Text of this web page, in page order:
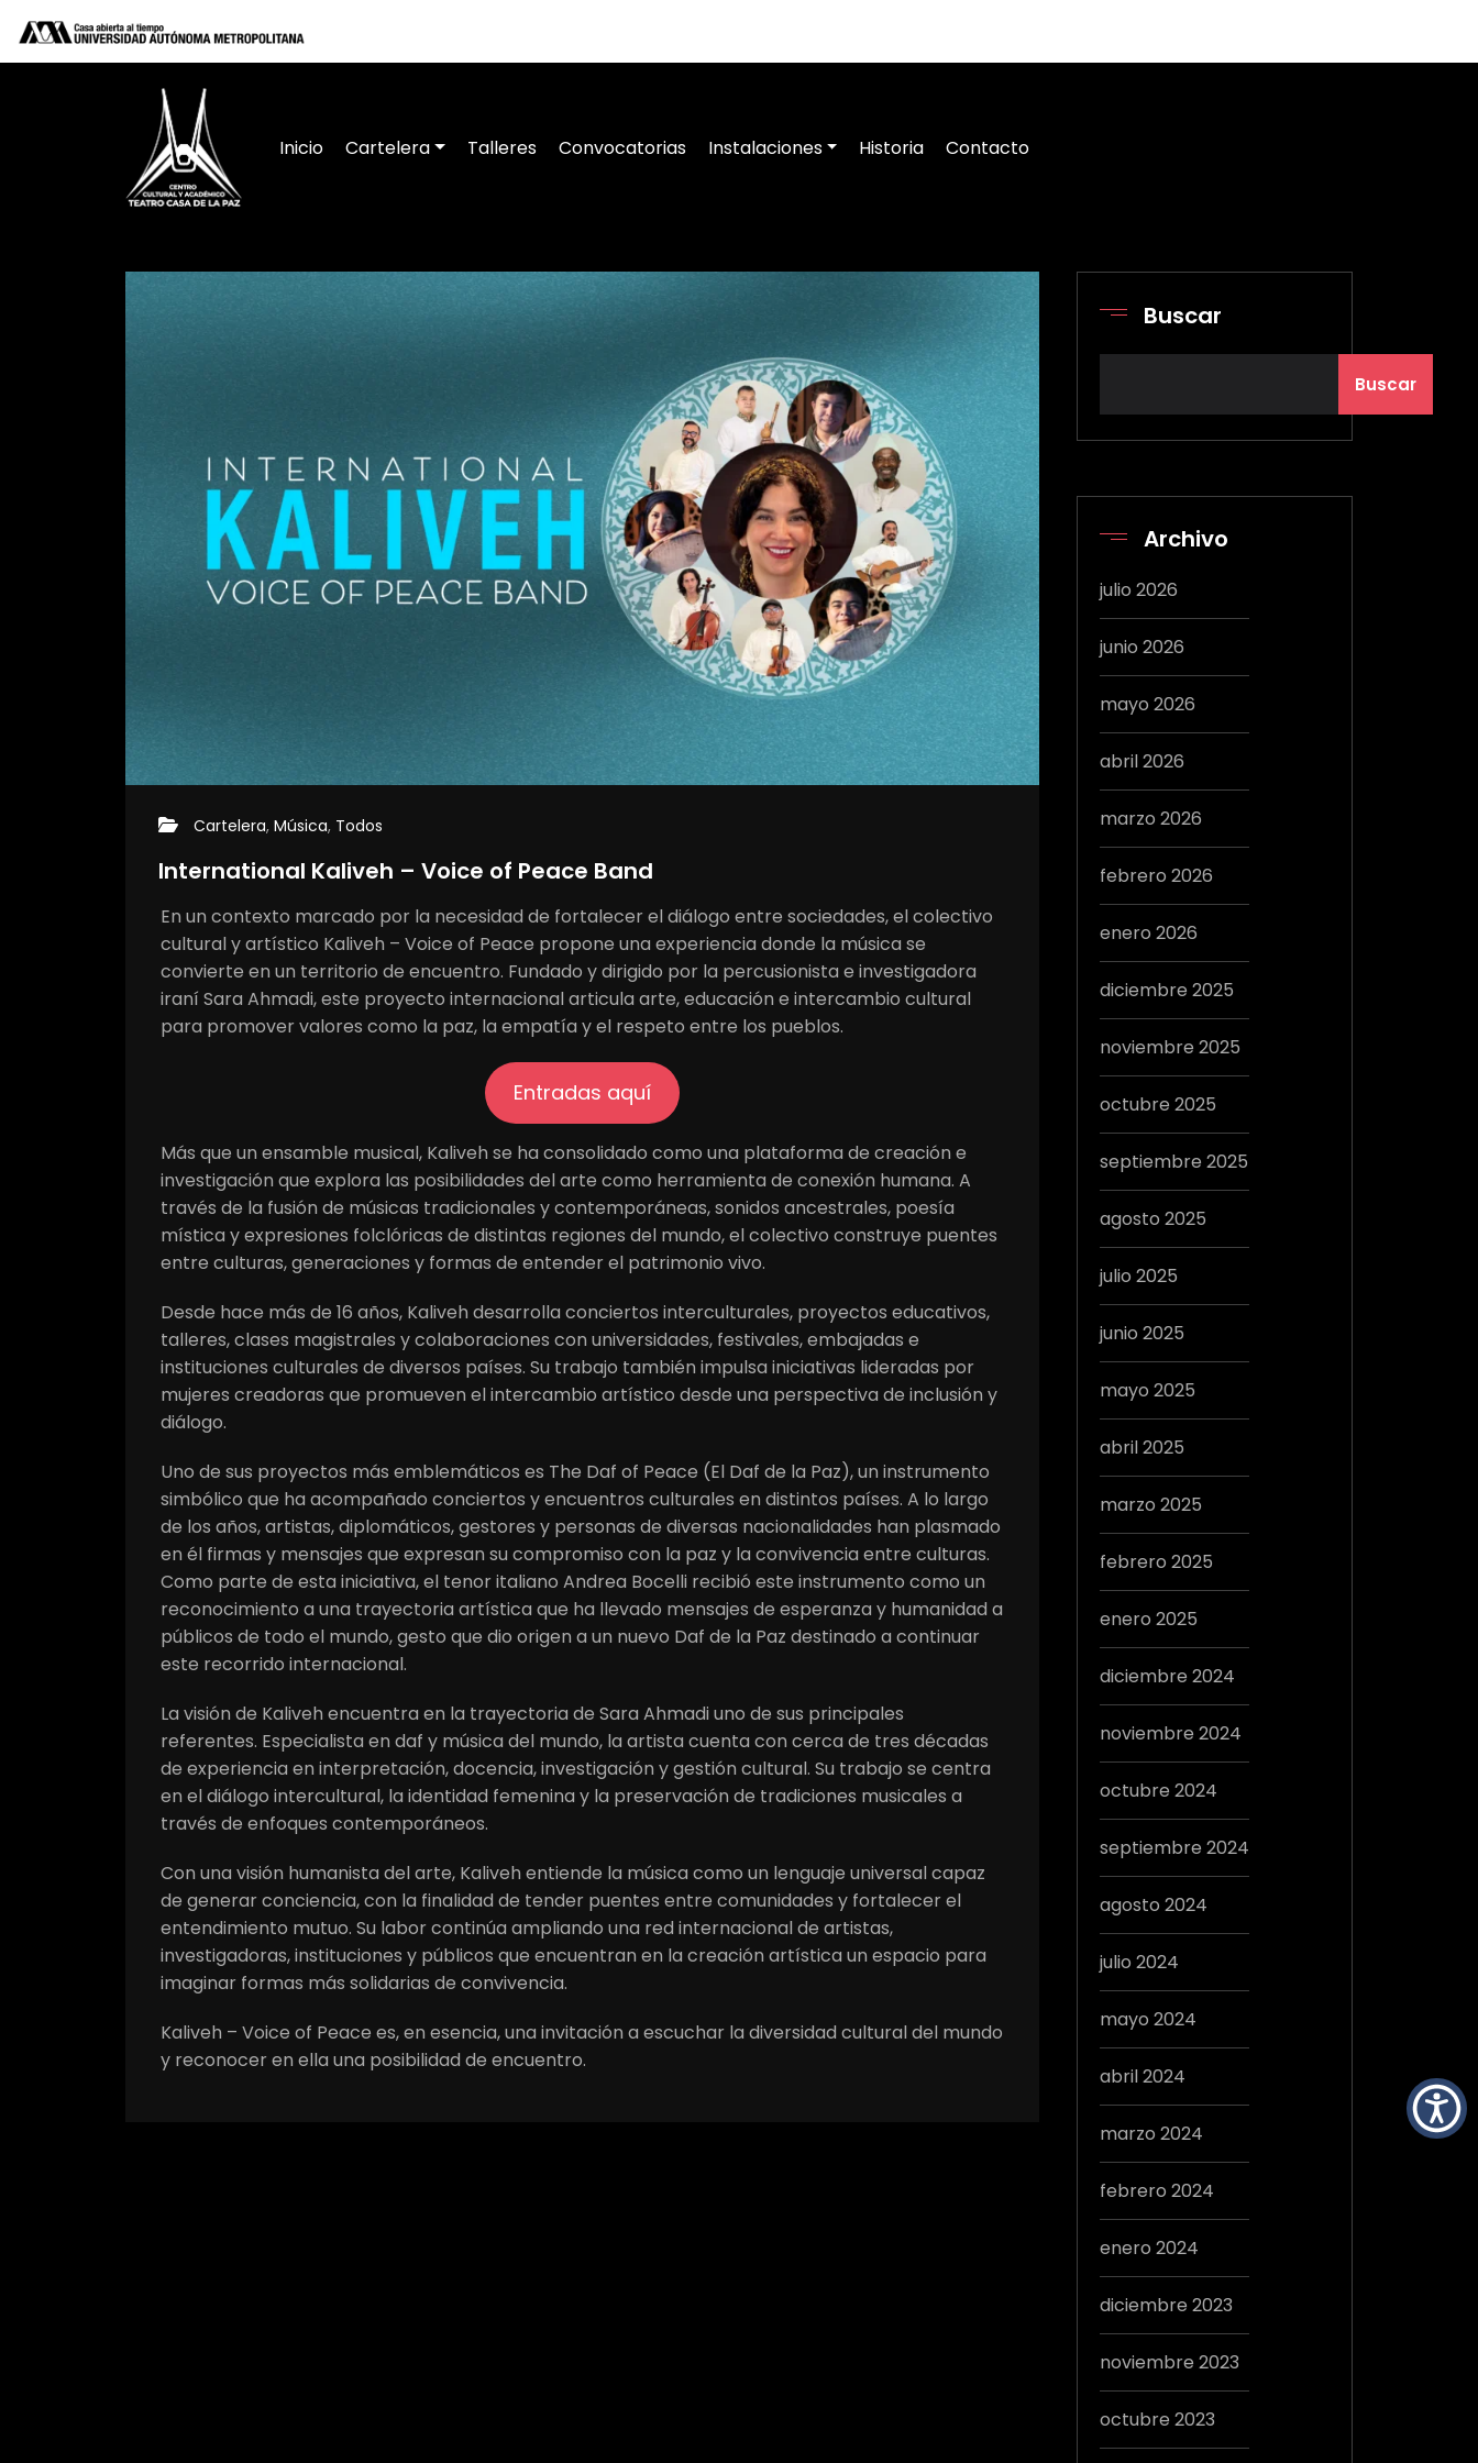
Inicio Cartelera Talleres Convocatorias Instalaciones Historia Contacto
Cartelera, Música, Todos
International Kaliveh – Voice of Peace Band
En un contexto marcado por la necesidad de fortalecer el diálogo entre sociedades, el colectivo
cultural y artístico Kaliveh – Voice of Peace propone una experiencia donde la música se
convierte en un territorio de encuentro. Fundado y dirigido por la percusionista e investigadora
iraní Sara Ahmadi, este proyecto internacional articula arte, educación e intercambio cultural
para promover valores como la paz, la empatía y el respeto entre los pueblos.
Entradas aquí
Más que un ensamble musical, Kaliveh se ha consolidado como una plataforma de creación e
investigación que explora las posibilidades del arte como herramienta de conexión humana. A
través de la fusión de músicas tradicionales y contemporáneas, sonidos ancestrales, poesía
mística y expresiones folclóricas de distintas regiones del mundo, el colectivo construye puentes
entre culturas, generaciones y formas de entender el patrimonio vivo.
Desde hace más de 16 años, Kaliveh desarrolla conciertos interculturales, proyectos educativos,
talleres, clases magistrales y colaboraciones con universidades, festivales, embajadas e
instituciones culturales de diversos países. Su trabajo también impulsa iniciativas lideradas por
mujeres creadoras que promueven el intercambio artístico desde una perspectiva de inclusión y
diálogo.
Uno de sus proyectos más emblemáticos es The Daf of Peace (El Daf de la Paz), un instrumento
simbólico que ha acompañado conciertos y encuentros culturales en distintos países. A lo largo
de los años, artistas, diplomáticos, gestores y personas de diversas nacionalidades han plasmado
en él firmas y mensajes que expresan su compromiso con la paz y la convivencia entre culturas.
Como parte de esta iniciativa, el tenor italiano Andrea Bocelli recibió este instrumento como un
reconocimiento a una trayectoria artística que ha llevado mensajes de esperanza y humanidad a
públicos de todo el mundo, gesto que dio origen a un nuevo Daf de la Paz destinado a continuar
este recorrido internacional.
La visión de Kaliveh encuentra en la trayectoria de Sara Ahmadi uno de sus principales
referentes. Especialista en daf y música del mundo, la artista cuenta con cerca de tres décadas
de experiencia en interpretación, docencia, investigación y gestión cultural. Su trabajo se centra
en el diálogo intercultural, la identidad femenina y la preservación de tradiciones musicales a
través de enfoques contemporáneos.
Con una visión humanista del arte, Kaliveh entiende la música como un lenguaje universal capaz
de generar conciencia, con la finalidad de tender puentes entre comunidades y fortalecer el
entendimiento mutuo. Su labor continúa ampliando una red internacional de artistas,
investigadoras, instituciones y públicos que encuentran en la creación artística un espacio para
imaginar formas más solidarias de convivencia.
Kaliveh – Voice of Peace es, en esencia, una invitación a escuchar la diversidad cultural del mundo
y reconocer en ella una posibilidad de encuentro.
Buscar
Buscar
Archivo
julio 2026
junio 2026
mayo 2026
abril 2026
marzo 2026
febrero 2026
enero 2026
diciembre 2025
noviembre 2025
octubre 2025
septiembre 2025
agosto 2025
julio 2025
junio 2025
mayo 2025
abril 2025
marzo 2025
febrero 2025
enero 2025
diciembre 2024
noviembre 2024
octubre 2024
septiembre 2024
agosto 2024
julio 2024
mayo 2024
abril 2024
marzo 2024
febrero 2024
enero 2024
diciembre 2023
noviembre 2023
octubre 2023